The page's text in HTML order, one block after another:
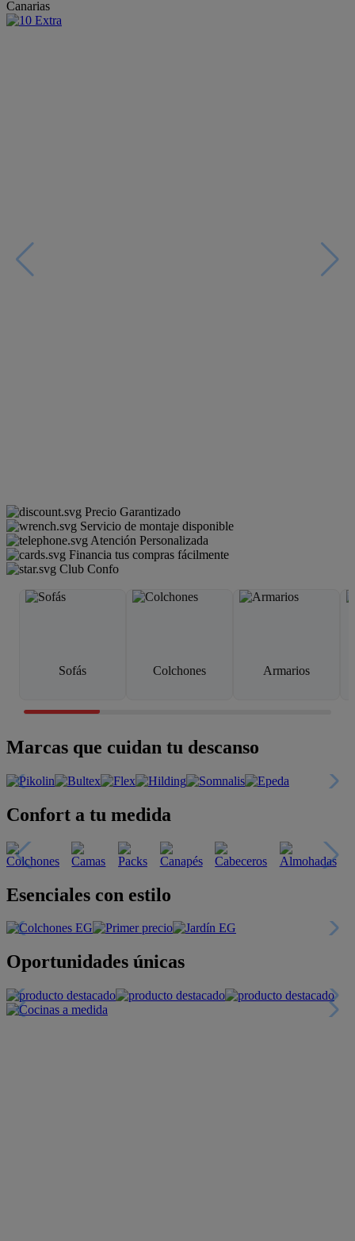
Canarias
Precio Garantizado
Servicio de montaje disponible
Atención Personalizada
Financia tus compras fácilmente
Club Confo
Sofás Colchones Armarios
Marcas que cuidan tu descanso
Confort a tu medida
Esenciales con estilo
Oportunidades únicas